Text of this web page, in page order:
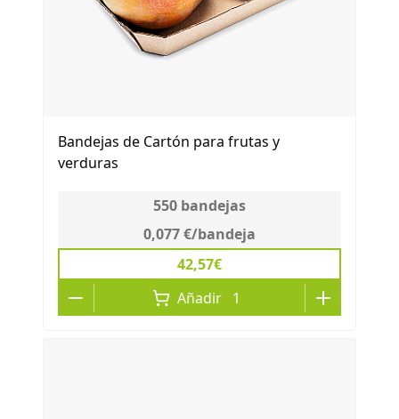
Bandejas de Cartón para frutas y
verduras
550 bandejas
0,077 €/bandeja
42,57€
Añadir 1